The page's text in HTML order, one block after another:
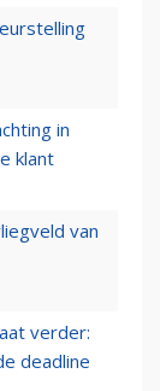
in
klant
van
verder:
deadline